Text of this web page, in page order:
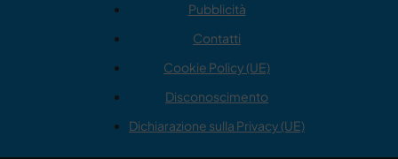
Pubblicità
Contatti
Cookie Policy (UE)
Disconoscimento
Dichiarazione sulla Privacy (UE)